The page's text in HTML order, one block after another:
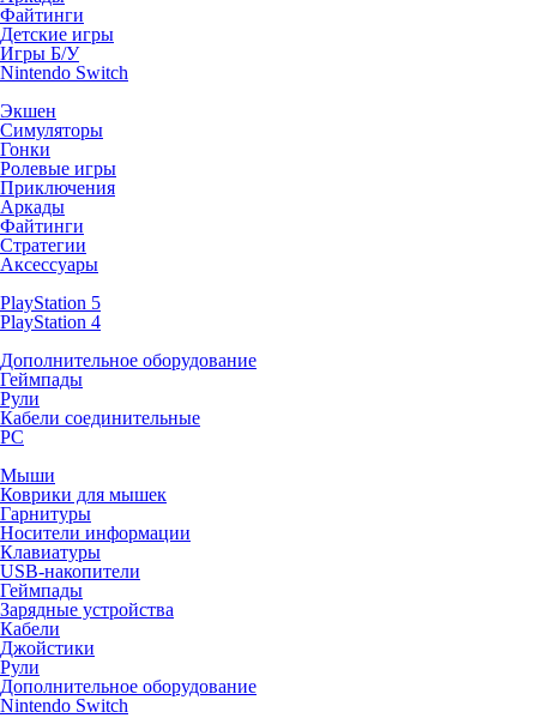
Файтинги
Детские игры
Игры Б/У
Nintendo Switch
Экшен
Симуляторы
Гонки
Ролевые игры
Приключения
Аркады
Файтинги
Стратегии
Аксессуары
PlayStation 5
PlayStation 4
Дополнительное оборудование
Геймпады
Рули
Кабели соединительные
PC
Мыши
Коврики для мышек
Гарнитуры
Носители информации
Клавиатуры
USB-накопители
Геймпады
Зарядные устройства
Кабели
Джойстики
Рули
Дополнительное оборудование
Nintendo Switch